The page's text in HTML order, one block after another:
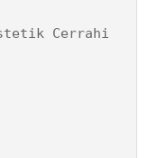
Cerrahi